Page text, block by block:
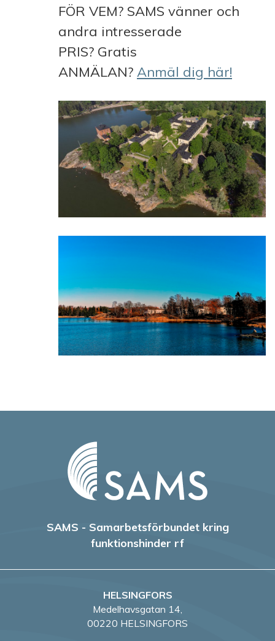
FÖR VEM? SAMS vänner och
andra intresserade
PRIS? Gratis
ANMÄLAN? Anmäl dig här!
SAMS - Samarbetsförbundet kring
funktionshinder rf
HELSINGFORS
Medelhavsgatan 14,
00220 HELSINGFORS